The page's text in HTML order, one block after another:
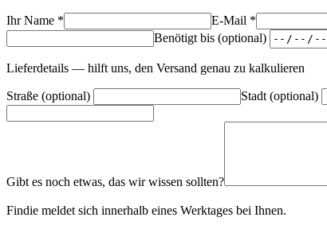
Ihr Name * E-Mail *
Benötigt bis (optional)
Lieferdetails — hilft uns, den Versand genau zu kalkulieren
Straße (optional) Stadt (optional)
Gibt es noch etwas, das wir wissen sollten?
Findie meldet sich innerhalb eines Werktages bei Ihnen.